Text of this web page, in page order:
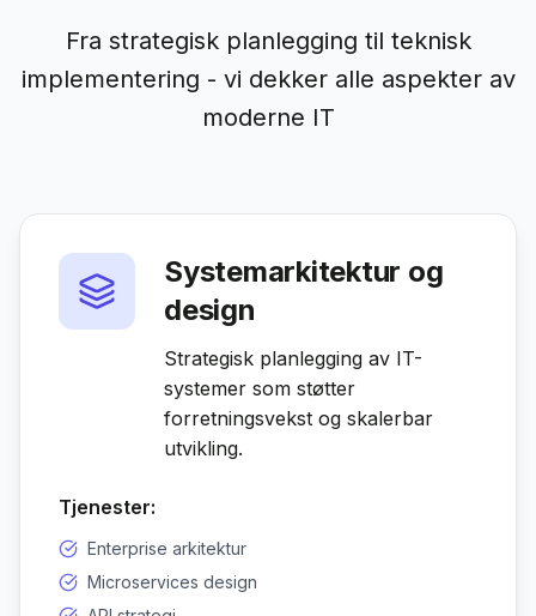
Fra strategisk planlegging til teknisk
implementering - vi dekker alle aspekter av
moderne IT
Systemarkitektur og
design
Strategisk planlegging av IT-
systemer som støtter
forretningsvekst og skalerbar
utvikling.
Tjenester:
Enterprise arkitektur
Microservices design